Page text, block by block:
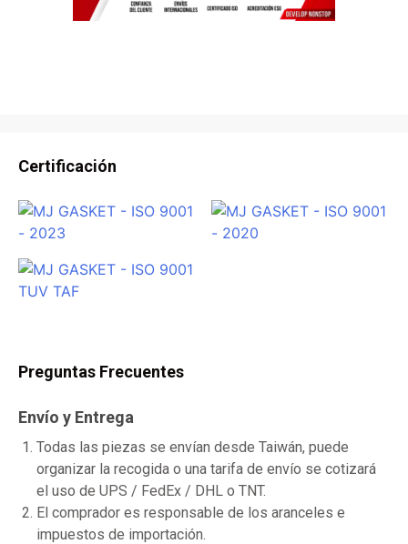
Certificación
Preguntas Frecuentes
Envío y Entrega
Todas las piezas se envían desde Taiwán, puede
organizar la recogida o una tarifa de envío se cotizará
el uso de UPS / FedEx / DHL o TNT.
El comprador es responsable de los aranceles e
impuestos de importación.